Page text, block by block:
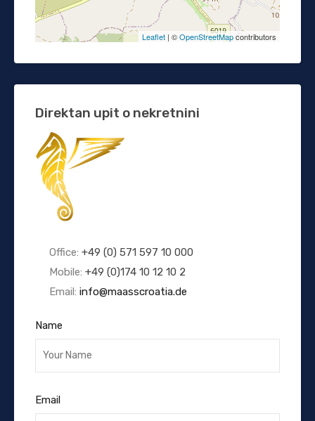
Leaflet | ©OpenStreetMapcontributors
Direktan upit o nekretnini
Office: +49 (0) 571 597 10 000
Mobile: +49 (0)174 10 12 10 2
Email: info@maasscroatia.de
Name
Email